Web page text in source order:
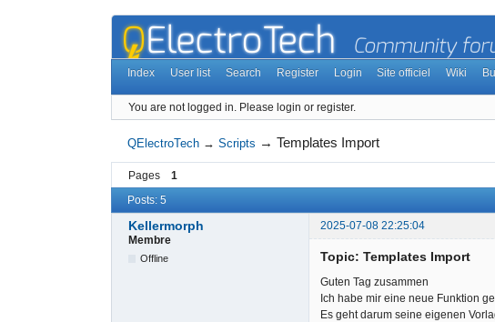
Index User list Search Register Login Site officiel Wiki
You are not logged in. Please login or register.
QElectroTech →Scripts →Templates Import
Pages 1
Posts: 5
Kellermorph
2025-07-08 22:25:04
Membre
Offline Topic: Templates Import
Guten Tag zusammen
Ich habe mir eine neue Funktion
Es geht darum seine eigenen